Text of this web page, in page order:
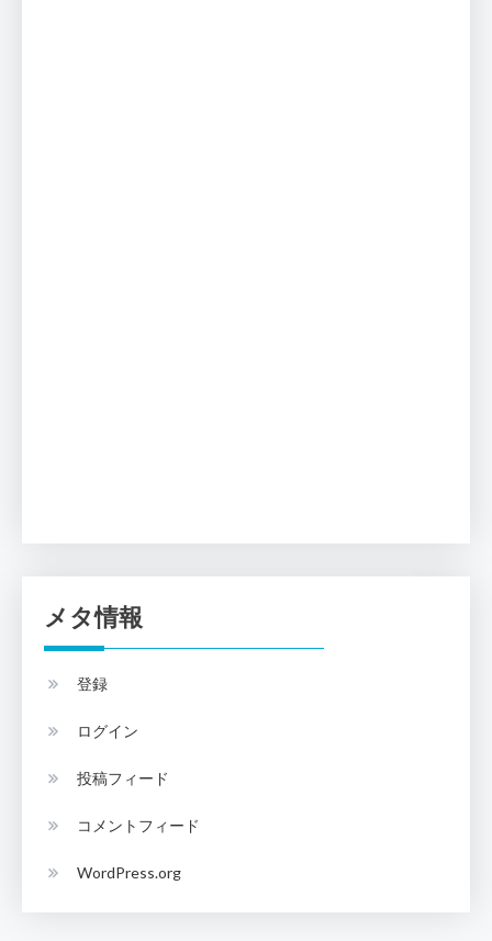
メタ情報
登録
ログイン
投稿フィード
コメントフィード
WordPress.org